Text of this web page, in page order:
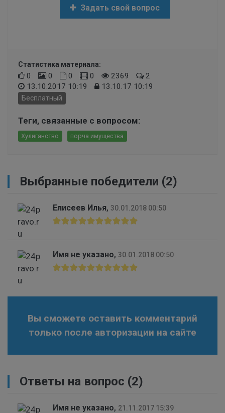
Задать свой вопрос
Статистика материала:
0 0 0 0 2369
2
13.10.2017 10:19
13.10.17 10:19
Бесплатный
Теги, связанные с вопросом:
Хулиганство порча имущества
Выбранные победители (2)
Елисеев Илья, 30.01.2018 00:50
Имя не указано, 30.01.2018 00:50
Вы сможете оставить комментарий
только после авторизации на сайте
Ответы на вопрос (2)
Имя не указано, 21.11.2017 15:39